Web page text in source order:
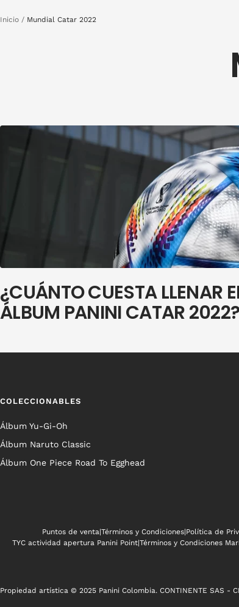
Inicio Mundial Catar 2022
¿CUÁNTO CUESTA LLENAR
ÁLBUM PANINI CATAR 2022?
COLECCIONABLES
Álbum Yu-Gi-Oh
Álbum Naruto Classic
Álbum One Piece Road To Egghead
Puntos de venta|Términos y Condiciones|Política de
TYC actividad apertura Panini Point|Términos y Condiciones
Propiedad artística © 2025 Panini Colombia. CONTINENTE SAS -